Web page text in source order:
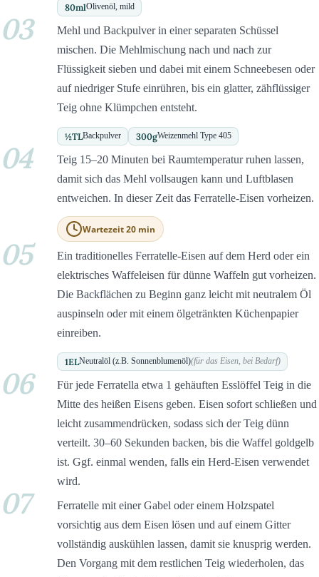
80mlOlivenöl, mild
03
Mehl und Backpulver in einer separaten Schüssel
mischen. Die Mehlmischung nach und nach zur
Flüssigkeit sieben und dabei mit einem Schneebesen oder
auf niedriger Stufe einrühren, bis ein glatter, zähflüssiger
Teig ohne Klümpchen entsteht.
½TLBackpulver 300gWeizenmehl Type 405
04
Teig 15–20 Minuten bei Raumtemperatur ruhen lassen,
damit sich das Mehl vollsaugen kann und Luftblasen
entweichen. In dieser Zeit das Ferratelle-Eisen vorheizen.
Wartezeit 20 min
05
Ein traditionelles Ferratelle-Eisen auf dem Herd oder ein
elektrisches Waffeleisen für dünne Waffeln gut vorheizen.
Die Backflächen zu Beginn ganz leicht mit neutralem Öl
auspinseln oder mit einem ölgetränkten Küchenpapier
einreiben.
1ELNeutralöl (z.B. Sonnenblumenöl)(für das Eisen, bei Bedarf)
06
Für jede Ferratella etwa 1 gehäuften Esslöffel Teig in die
Mitte des heißen Eisens geben. Eisen sofort schließen und
leicht zusammendrücken, sodass sich der Teig dünn
verteilt. 30–60 Sekunden backen, bis die Waffel goldgelb
ist. Ggf. einmal wenden, falls ein Herd-Eisen verwendet
wird.
07
Ferratelle mit einer Gabel oder einem Holzspatel
vorsichtig aus dem Eisen lösen und auf einem Gitter
vollständig auskühlen lassen, damit sie knusprig werden.
Den Vorgang mit dem restlichen Teig wiederholen, das